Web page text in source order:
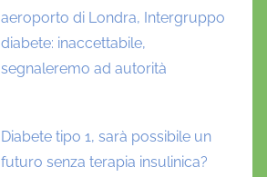
aeroporto di Londra, Intergruppo
diabete: inaccettabile,
segnaleremo ad autorità
Diabete tipo 1, sarà possibile un
futuro senza terapia insulinica?